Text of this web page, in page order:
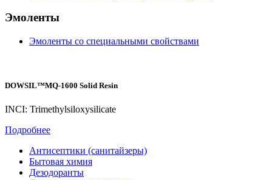
Эмоленты
Эмоленты со специальными свойствами
DOWSIL™MQ-1600 Solid Resin
INCI: Trimethylsiloxysilicate
Подробнее
Антисептики (санитайзеры)
Бытовая химия
Дезодоранты